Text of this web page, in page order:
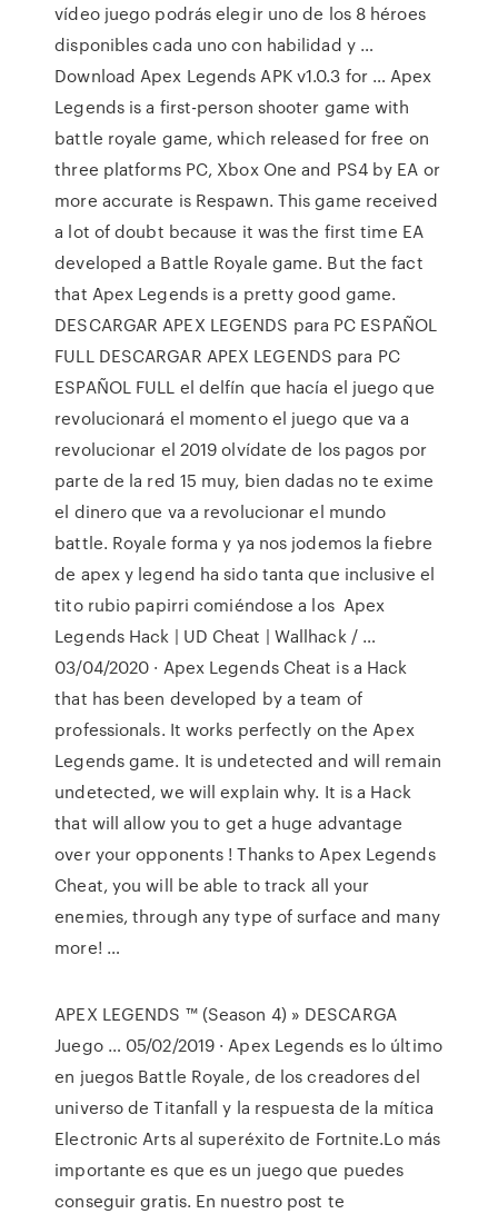
vídeo juego podrás elegir uno de los 8 héroes
disponibles cada uno con habilidad y …
Download Apex Legends APK v1.0.3 for … Apex
Legends is a first-person shooter game with
battle royale game, which released for free on
three platforms PC, Xbox One and PS4 by EA or
more accurate is Respawn. This game received
a lot of doubt because it was the first time EA
developed a Battle Royale game. But the fact
that Apex Legends is a pretty good game.
DESCARGAR APEX LEGENDS para PC ESPAÑOL
FULL DESCARGAR APEX LEGENDS para PC
ESPAÑOL FULL el delfín que hacía el juego que
revolucionará el momento el juego que va a
revolucionar el 2019 olvídate de los pagos por
parte de la red 15 muy, bien dadas no te exime
el dinero que va a revolucionar el mundo
battle. Royale forma y ya nos jodemos la fiebre
de apex y legend ha sido tanta que inclusive el
tito rubio papirri comiéndose a los ️ Apex
Legends Hack | UD Cheat | Wallhack / …
03/04/2020 · Apex Legends Cheat is a Hack
that has been developed by a team of
professionals. It works perfectly on the Apex
Legends game. It is undetected and will remain
undetected, we will explain why. It is a Hack
that will allow you to get a huge advantage
over your opponents ! Thanks to Apex Legends
Cheat, you will be able to track all your
enemies, through any type of surface and many
more! …
APEX LEGENDS ™ (Season 4) » DESCARGA
Juego … 05/02/2019 · Apex Legends es lo último
en juegos Battle Royale, de los creadores del
universo de Titanfall y la respuesta de la mítica
Electronic Arts al superéxito de Fortnite.Lo más
importante es que es un juego que puedes
conseguir gratis. En nuestro post te